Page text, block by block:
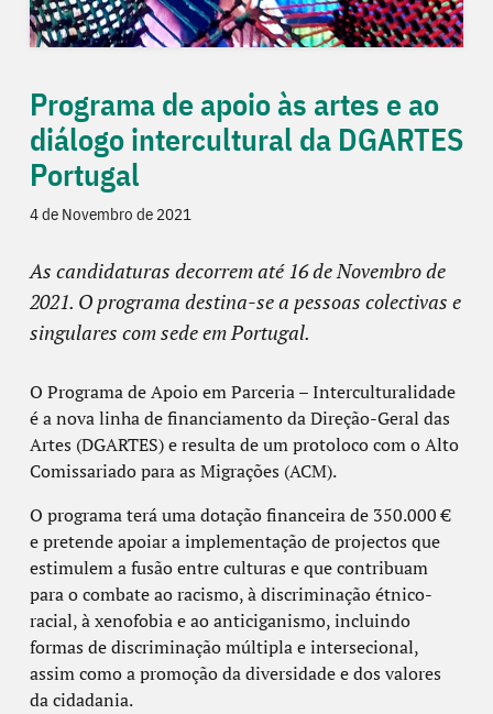
Programa de apoio às artes e ao
diálogo intercultural da DGARTES
Portugal
4 de Novembro de 2021
As candidaturas decorrem até 16 de Novembro de
2021. O programa destina-se a pessoas colectivas e
singulares com sede em Portugal.
O Programa de Apoio em Parceria – Interculturalidade
é a nova linha de financiamento da Direção-Geral das
Artes (DGARTES) e resulta de um protoloco com o Alto
Comissariado para as Migrações (ACM).
O programa terá uma dotação financeira de 350.000 €
e pretende apoiar a implementação de projectos que
estimulem a fusão entre culturas e que contribuam
para o combate ao racismo, à discriminação étnico-
racial, à xenofobia e ao anticiganismo, incluindo
formas de discriminação múltipla e intersecional,
assim como a promoção da diversidade e dos valores
da cidadania.